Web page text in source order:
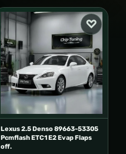
Lexus 2.5 Denso 89663-53305
Pcmflash ETC1 E2 Evap Flaps
off.